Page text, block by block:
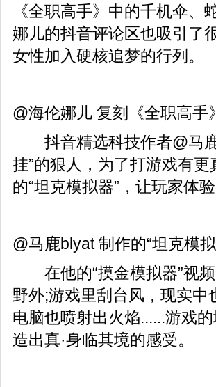
《全职高手》中的千机伞
娜儿的抖音评论区也吸引了
女性加入硬核追梦的行列。
@海伦娜儿 复刻《全职高手
抖音精选科技作者@马鹿
挂”的狠人，为了打游戏有
的“坦克模拟器”，让玩家体
@马鹿blyat 制作的“坦克模
在他的“摸金模拟器”视频
野外;游戏里刮台风，现实
电脑也喷射出火焰......游戏
造出真·身临其境的感受。